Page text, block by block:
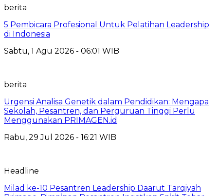
berita
5 Pembicara Profesional Untuk Pelatihan Leadership
di Indonesia
Sabtu, 1 Agu 2026 - 06:01 WIB
berita
Urgensi Analisa Genetik dalam Pendidikan: Mengapa
Sekolah, Pesantren, dan Perguruan Tinggi Perlu
Menggunakan PRIMAGEN.id
Rabu, 29 Jul 2026 - 16:21 WIB
Headline
Milad ke-10 Pesantren Leadership Daarut Tarqiyah